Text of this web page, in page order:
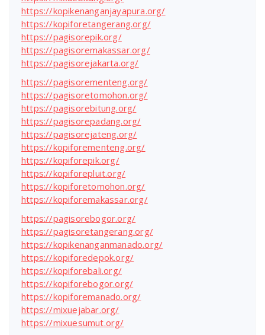
https://kopikenanganjayapura.org/
https://kopiforetangerang.org/
https://pagisorepik.org/
https://pagisoremakassar.org/
https://pagisorejakarta.org/
https://pagisorementeng.org/
https://pagisoretomohon.org/
https://pagisorebitung.org/
https://pagisorepadang.org/
https://pagisorejateng.org/
https://kopiforementeng.org/
https://kopiforepik.org/
https://kopiforepluit.org/
https://kopiforetomohon.org/
https://kopiforemakassar.org/
https://pagisorebogor.org/
https://pagisoretangerang.org/
https://kopikenanganmanado.org/
https://kopiforedepok.org/
https://kopiforebali.org/
https://kopiforebogor.org/
https://kopiforemanado.org/
https://mixuejabar.org/
https://mixuesumut.org/